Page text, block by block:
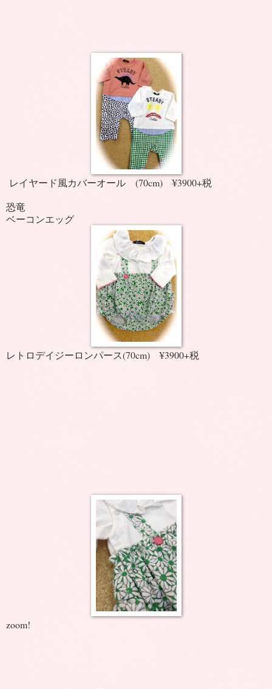
レイヤード風カバーオール (70cm) ¥3900+税
恐竜
ベーコンエッグ
レトロデイジーロンパース(70cm) ¥3900+税
zoom!